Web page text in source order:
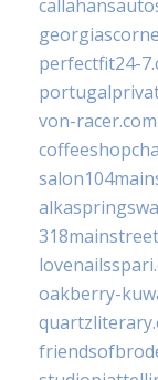
perfectfit24-
von-racer.com
oakberry-